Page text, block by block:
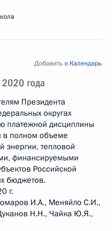
2020 года
Добавить в Календарь
Президента
округах
платежной дисциплины
в полном объеме
энергии, тепловой
финансируемыми
Российской
бюджетов.
г.
И.А., Меняйло С.И.,
Н.Н., Чайка Ю.Я.,